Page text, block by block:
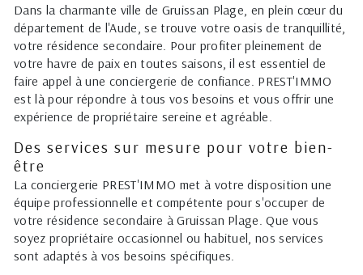
Dans la charmante ville de Gruissan Plage, en plein cœur du
département de l'Aude, se trouve votre oasis de tranquillité,
votre résidence secondaire. Pour profiter pleinement de
votre havre de paix en toutes saisons, il est essentiel de
faire appel à une conciergerie de confiance. PREST'IMMO
est là pour répondre à tous vos besoins et vous offrir une
expérience de propriétaire sereine et agréable.
Des services sur mesure pour votre bien-
être
La conciergerie PREST'IMMO met à votre disposition une
équipe professionnelle et compétente pour s'occuper de
votre résidence secondaire à Gruissan Plage. Que vous
soyez propriétaire occasionnel ou habituel, nos services
sont adaptés à vos besoins spécifiques.